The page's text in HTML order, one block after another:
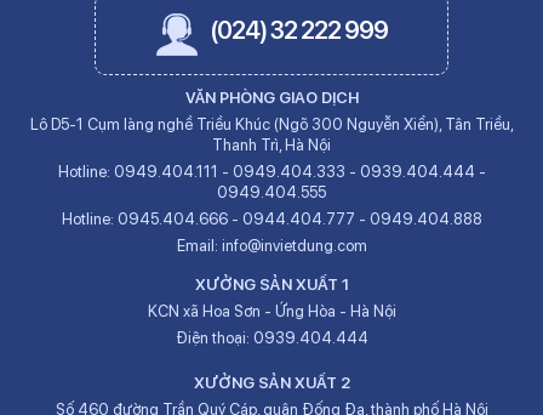
(024) 32 222 999
VĂN PHÒNG GIAO DỊCH
Lô D5-1 Cụm làng nghề Triều Khúc (Ngõ 300 Nguyễn Xiển), Tân Triều,
Thanh Trì, Hà Nội
Hotline: 0949.404.111 - 0949.404.333 - 0939.404.444 -
0949.404.555
Hotline: 0945.404.666- 0944.404.777 - 0949.404.888
Email: info@invietdung.com
XƯỞNG SẢN XUẤT 1
KCN xã Hoa Sơn - Ứng Hòa - Hà Nội
Điện thoại: 0939.404.444
XƯỞNG SẢN XUẤT 2
Số 460 đường Trần Quý Cáp, quận Đống Đa, thành phố Hà Nội